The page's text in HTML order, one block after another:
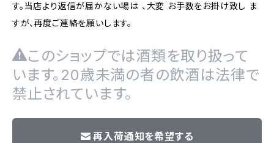
す。当店より返信が届かない場は 、大変 お手数をお掛け致し ま
すが、再度ご連絡を願いします。
このショップでは酒類を取り扱って
います。20歳未満の者の飲酒は法律で
禁止されています。
再入荷通知を希望する